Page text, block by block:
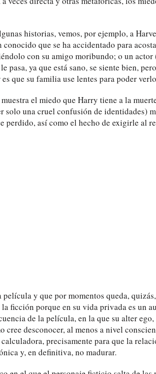
historias, vemos, por ejemplo, a
conocido que se ha accidentado para
con su amigo moribundo; o un
pasa, ya que está sano, se siente bien,
que su familia use lentes para poder
el miedo que Harry tiene a la
solo una cruel confusión de identidades)
perdido, así como el hecho de exigirle al
película y que por momentos queda,
ficción porque en su vida privada es un
de la película, en la que su alter
cree desconocer, al menos a nivel
precisamente para que la
y, en definitiva, no madurar.